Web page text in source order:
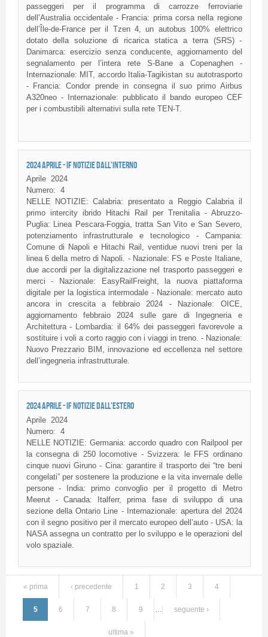
passeggeri per il programma di carrozze ferroviarie
dell’Australia occidentale - Francia: prima corsa nella regione
dell’Île-de-France per il Tzen 4, un autobus 100% elettrico
dotato della soluzione di ricarica statica a terra (SRS) -
Danimarca: esercizio senza conducente, aggiornamento del
segnalamento per l’intera rete S-Bane a Copenaghen -
Internazionale: MIT, accordo Italia-Tagikistan su autotrasporto
- Francia: Condor prende in consegna il suo primo Airbus
A320neo - Internazionale: pubblicato il bando europeo CEF
per i combustibili alternativi sulla rete TEN-T.
2024 APRILE - IF NOTIZIE DALL'INTERNO
Aprile 2024
Numero: 4
NELLE NOTIZIE: Calabria: presentato a Reggio Calabria il
primo intercity ibrido Hitachi Rail per Trenitalia - Abruzzo-
Puglia: Linea Pescara-Foggia, tratta San Vito e San Severo,
potenziamento infrastrutturale e tecnologico - Campania:
Comune di Napoli e Hitachi Rail, ventidue nuovi treni per la
linea 6 della metro di Napoli. - Nazionale: FS e Poste Italiane,
due accordi per la digitalizzazione nel trasporto passeggeri e
merci - Nazionale: EasyRailFreight, la nuova piattaforma
digitale per la logistica intermodale - Nazionale: mercato auto
ancora in crescita a febbraio 2024 - Nazionale: OICE,
aggiornamento febbraio 2024 sulle gare di Ingegneria e
Architettura - Lombardia: il 64% dei passeggeri favorevole a
sostituire i voli a corto raggio con i viaggi in treno. - Nazionale:
Nuovo Prezzario BIM, innovazione ed eccellenza nel settore
dell’ingegneria infrastrutturale.
2024 APRILE - IF NOTIZIE DALL'ESTERO
Aprile
2024
Numero: 4
NELLE NOTIZIE: Germania: accordo quadro con Railpool per
la consegna di 250 locomotive - Svizzera: le FFS ordinano
cinque nuovi Giruno - Cina: garantire il trasporto dei “tre beni
congelati” per sostenere la produzione e la vita invernale delle
persone - India: primo convoglio per il progetto di Metro
Meerut - Canada: Italferr, prima fase di sviluppo di una
sezione della Ontario Line - Internazionale: apertura del 2024
con il segno positivo per il mercato europeo dell’auto - USA: la
NASA assegna un contratto per lo sviluppo e le operazioni del
volo spaziale.
Pagine
« prima ‹ precedente 1 2 3 4
5 6 7 8 9 seguente ›
ultima »